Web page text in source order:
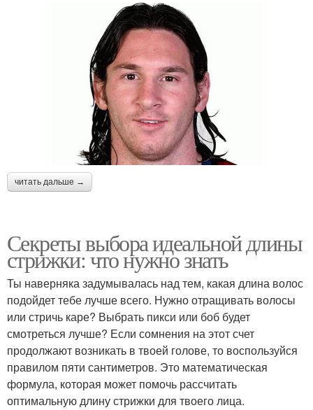
читать дальше →
Секреты выбора идеальной длины
стрижки: что нужно знать
Ты наверняка задумывалась над тем, какая длина волос
подойдет тебе лучше всего. Нужно отращивать волосы
или стричь каре? Выбрать пикси или боб будет
смотреться лучше? Если сомнения на этот счет
продолжают возникать в твоей голове, то воспользуйся
правилом пяти сантиметров. Это математическая
формула, которая может помочь рассчитать
оптимальную длину стрижки для твоего лица.